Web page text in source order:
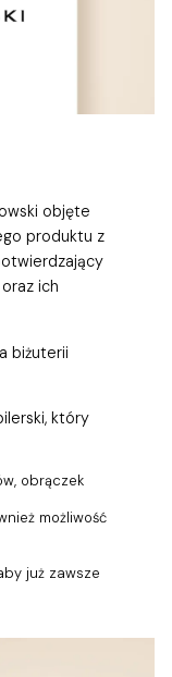
objęte
produktu z
ich
biżuterii
który
obrączek
możliwość
już zawsze